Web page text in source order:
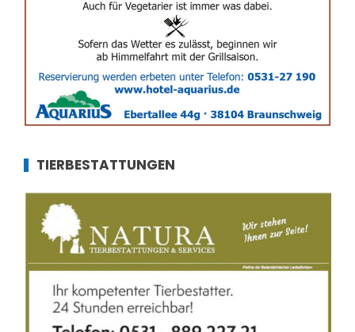
TIERBESTATTUNGEN